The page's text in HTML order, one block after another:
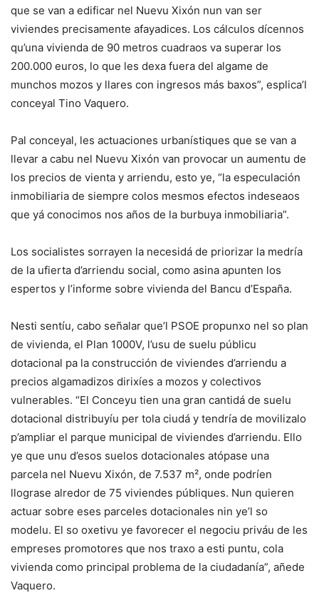
que se van a edificar nel Nuevu Xixón nun van ser
viviendes precisamente afayadices. Los cálculos dícennos
qu’una vivienda de 90 metros cuadraos va superar los
200.000 euros, lo que les dexa fuera del algame de
munchos mozos y llares con ingresos más baxos”, esplica’l
conceyal Tino Vaquero.
Pal conceyal, les actuaciones urbanístiques que se van a
llevar a cabu nel Nuevu Xixón van provocar un aumentu de
los precios de vienta y arriendu, esto ye, “la especulación
inmobiliaria de siempre colos mesmos efectos indeseaos
que yá conocimos nos años de la burbuya inmobiliaria”.
Los socialistes sorrayen la necesidá de priorizar la medría
de la ufierta d’arriendu social, como asina apunten los
espertos y l’informe sobre vivienda del Bancu d’España.
Nesti sentíu, cabo señalar que’l PSOE propunxo nel so plan
de vivienda, el Plan 1000V, l’usu de suelu públicu
dotacional pa la construcción de viviendes d’arriendu a
precios algamadizos dirixíes a mozos y colectivos
vulnerables. “El Conceyu tien una gran cantidá de suelu
dotacional distribuyíu per tola ciudá y tendría de movilizalo
p’ampliar el parque municipal de viviendes d’arriendu. Ello
ye que unu d’esos suelos dotacionales atópase una
parcela nel Nuevu Xixón, de 7.537 m², onde podríen
llograse alredor de 75 viviendes públiques. Nun quieren
actuar sobre eses parceles dotacionales nin ye’l so
modelu. El so oxetivu ye favorecer el negociu priváu de les
empreses promotores que nos traxo a esti puntu, cola
vivienda como principal problema de la ciudadanía”, añede
Vaquero.